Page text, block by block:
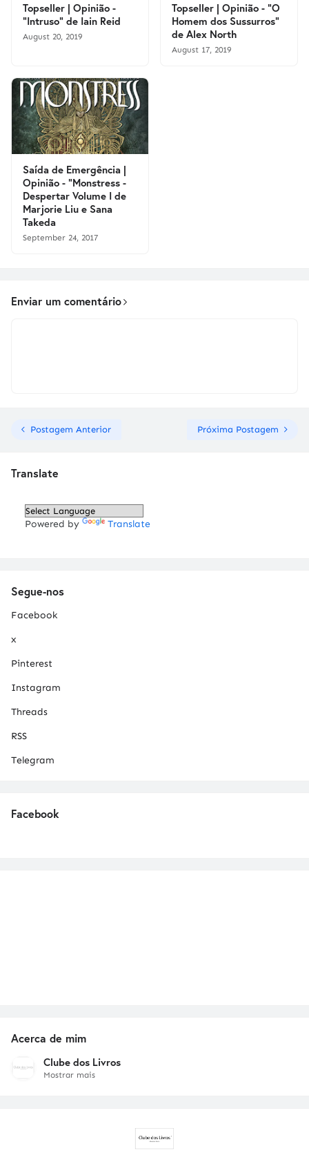
Topseller | Opinião -
"Intruso" de Iain Reid
August 20, 2019
Topseller | Opinião - "O
Homem dos Sussurros"
de Alex North
August 17, 2019
Saída de Emergência |
Opinião - "Monstress -
Despertar Volume I de
Marjorie Liu e Sana
Takeda
September 24, 2017
Enviar um comentário
Postagem Anterior Próxima Postagem
Translate
Powered by Translate
Segue-nos
Facebook
x
Pinterest
Instagram
Threads
RSS
Telegram
Facebook
Acerca de mim
Clube dos Livros
Mostrar mais